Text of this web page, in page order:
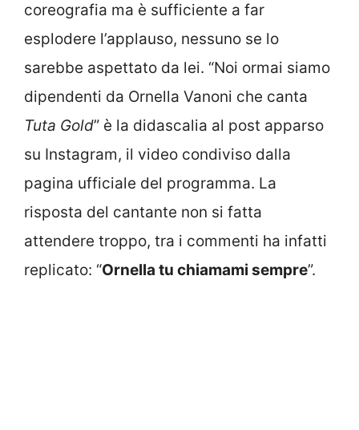
coreografia ma è sufficiente a far
esplodere l’applauso, nessuno se lo
sarebbe aspettato da lei. “Noi ormai siamo
dipendenti da Ornella Vanoni che canta
Tuta Gold” è la didascalia al post apparso
su Instagram, il video condiviso dalla
pagina ufficiale del programma. La
risposta del cantante non si fatta
attendere troppo, tra i commenti ha infatti
replicato: “Ornella tu chiamami sempre”.